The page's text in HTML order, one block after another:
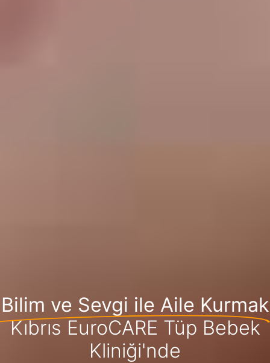
Bilim ve Sevgi ile Aile Kurmak
Kıbrıs EuroCARE Tüp Bebek
Kliniği'nde